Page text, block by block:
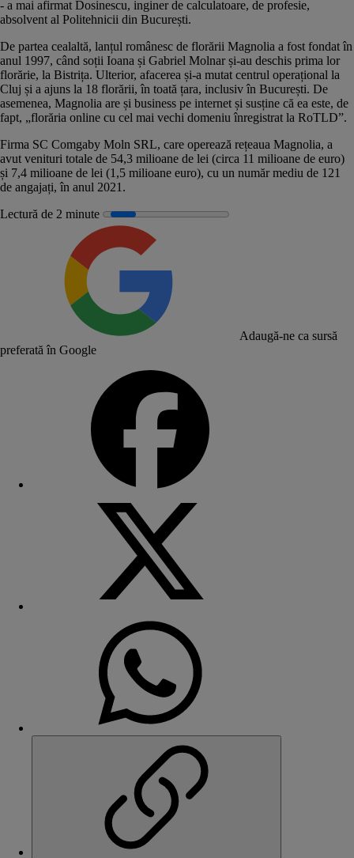
- a mai afirmat Dosinescu, inginer de calculatoare, de profesie,
absolvent al Politehnicii din București.
De partea cealaltă, lanțul românesc de florării Magnolia a fost fondat în
anul 1997, când soții Ioana și Gabriel Molnar și-au deschis prima lor
florărie, la Bistrița. Ulterior, afacerea și-a mutat centrul operațional la
Cluj și a ajuns la 18 florării, în toată țara, inclusiv în București. De
asemenea, Magnolia are și business pe internet și susține că ea este, de
fapt, „florăria online cu cel mai vechi domeniu înregistrat la RoTLD”.
Firma SC Comgaby Moln SRL, care operează rețeaua Magnolia, a
avut venituri totale de 54,3 milioane de lei (circa 11 milioane de euro)
și 7,4 milioane de lei (1,5 milioane euro), cu un număr mediu de 121
de angajați, în anul 2021.
Lectură de 2 minute
Adaugă-ne ca sursă
preferată în Google